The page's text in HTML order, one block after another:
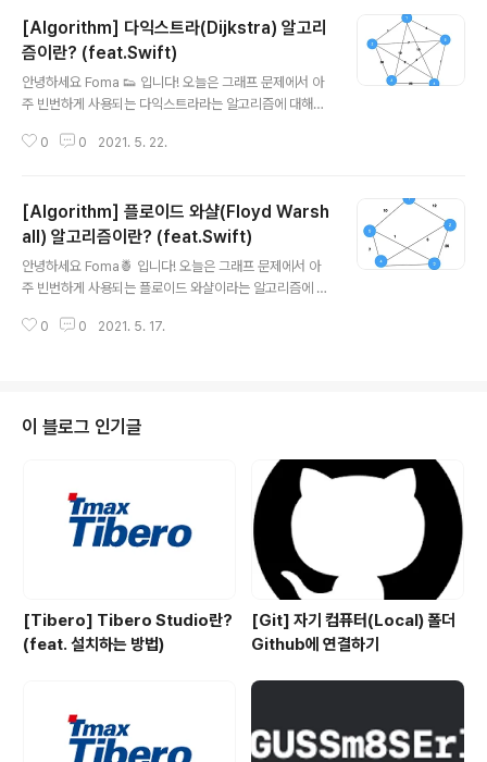
[Algorithm] 다익스트라(Dijkstra) 알고리
즘이란? (feat.Swift)
안녕하세요 Foma 👟 입니다! 오늘은 그래프 문제에서 아
주 빈번하게 사용되는 다익스트라라는 알고리즘에 대해서
위키에는 다음과 같이 정의되어있습니다. "음의 가중치가
정점으로 이동할 때 가장 빠른 길을 찾아주는 알고리즘이
에요. 그래프 설명 다음과 같은 그래프가 있다고 가정하겠
습니다. 시작 정점은 1로 목표 정점을 4로 두었을 때 가장
가까운 거리는 몇일까요? 1 - 5 - 4 로 가는 경우가 3 + 1
= 4로 가장 가까운 길이겠죠? 이렇게 간단히 보이는 경로
는 눈으로 쉽게 찾을 수 있지만 복잡한 경로일수록 찾기가
0 0 2021. 5. 22.
[Algorithm] 플로이드 와샬(Floyd Warsh
all) 알고리즘이란? (feat.Swift)
안녕하세요 Foma🍍 입니다! 오늘은 그래프 문제에서 아
주 빈번하게 사용되는 플로이드 와샬이라는 알고리즘에 대
란? 🤔 위키 백과에는 다음과 같이 정의되어있습니다. "플
이에요. 그래프 설명 아래와 같은 그래프가 있다고 가정할
게요. (파란색 동그라미는 정점, 사이에 숫자는 거리입니
다.) 만약 1번 정점에서 3번 정점으로 가려면 어떤 정점을
이용해야 가장 짧을까요? 정답을 알기 위해선 중간에 모든
정점을 거쳐서 간 다음 가장 짧은 거리를 구해야 할 것 입니
다. 1번 -> 2번 -> 3번 3..
0 0 2021. 5. 17.
이 블로그 인기글
[Tibero] Tibero Studio란?
(feat. 설치하는 방법)
[Git] 자기 컴퓨터(Local) 폴더
Github에 연결하기